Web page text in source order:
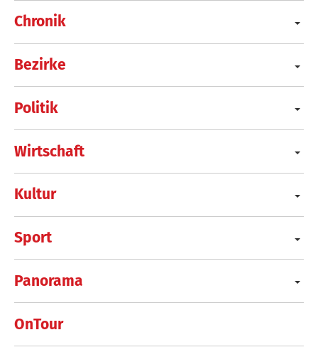
Chronik
Bezirke
Politik
Wirtschaft
Kultur
Sport
Panorama
OnTour